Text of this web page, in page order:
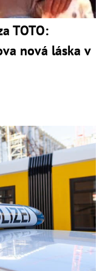
TOTO:
nová láska v